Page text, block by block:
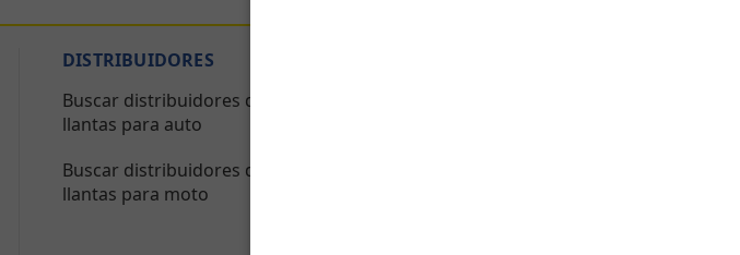
DISTRIBUIDORES
Buscar distribuidores de
llantas para auto
Buscar distribuidores de
llantas para moto